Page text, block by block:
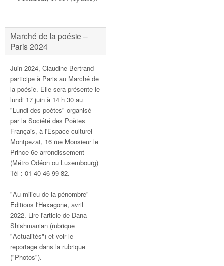
Marché de la poésie –
Paris 2024
Juin 2024, Claudine Bertrand
participe à Paris au Marché de
la poésie. Elle sera présente le
lundi 17 juin à 14 h 30 au
"Lundi des poètes" organisé
par la Société des Poètes
Français, à l'Espace culturel
Montpezat, 16 rue Monsieur le
Prince 6e arrondissement
(Métro Odéon ou Luxembourg)
Tél : 01 40 46 99 82.
"Au milieu de la pénombre"
Editions l'Hexagone, avril
2022. Lire l'article de Dana
Shishmanian (rubrique
"Actualités") et voir le
reportage dans la rubrique
("Photos").